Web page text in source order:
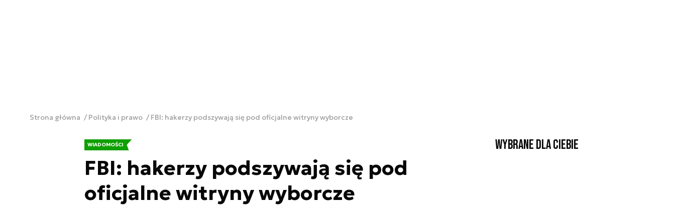
Strona główna Polityka i prawo FBI: hakerzy podszywają się pod oficjalne witryny wyborcze
WIADOMOŚCI
FBI: hakerzy podszywają się pod
oficjalne witryny wyborcze
Wybrane dla Ciebie